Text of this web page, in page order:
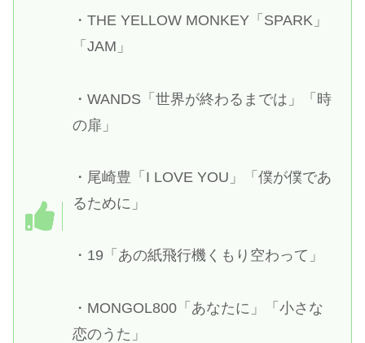
・THE YELLOW MONKEY「SPARK」
「JAM」
・WANDS「世界が終わるまでは」「時
の扉」
・尾崎豊「I LOVE YOU」「僕が僕であ
るために」
・19「あの紙飛行機くもり空わって」
・MONGOL800「あなたに」「小さな
恋のうた」